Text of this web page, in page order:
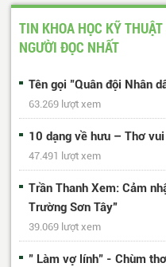
481 ... 487
TIN KHOA HỌC KỸ
NGƯỜI ĐỌC NHẤT
Tên gọi "Quân đội Nhân
63.269 lượt xem
10 dạng về hưu – Thơ
47.491 lượt xem
Trần Thanh Xem: Cảm
Trường Sơn Tây”
39.069 lượt xem
" Làm vợ lính" - Chùm